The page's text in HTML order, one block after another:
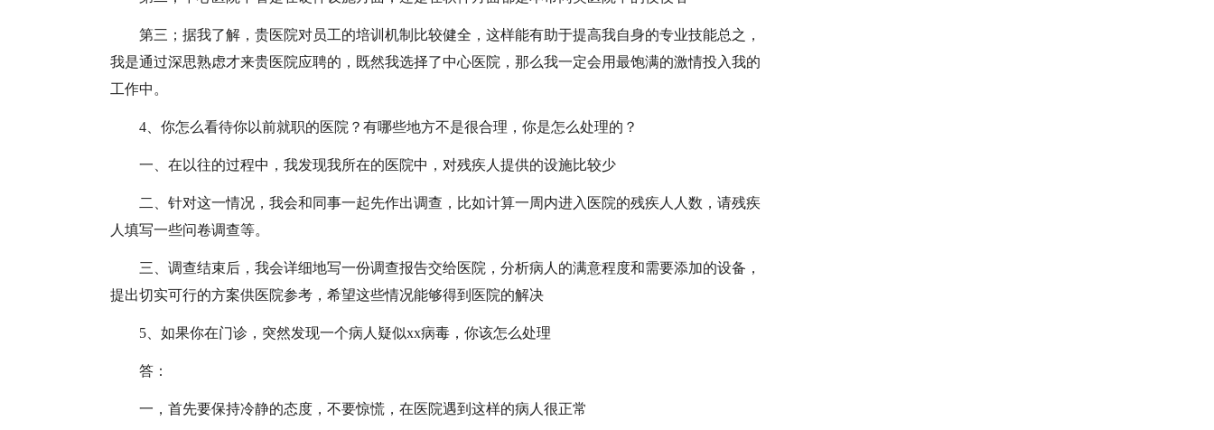
第三；据我了解，贵医院对员工的培训机制比较健全，这样能有助于提高我自身的专业技能总之，
我是通过深思熟虑才来贵医院应聘的，既然我选择了中心医院，那么我一定会用最饱满的激情投入我的
工作中。
4、你怎么看待你以前就职的医院？有哪些地方不是很合理，你是怎么处理的？
一、在以往的过程中，我发现我所在的医院中，对残疾人提供的设施比较少
二、针对这一情况，我会和同事一起先作出调查，比如计算一周内进入医院的残疾人人数，请残疾
人填写一些问卷调查等。
三、调查结束后，我会详细地写一份调查报告交给医院，分析病人的满意程度和需要添加的设备，
提出切实可行的方案供医院参考，希望这些情况能够得到医院的解决
5、如果你在门诊，突然发现一个病人疑似xx病毒，你该怎么处理
答：
一，首先要保持冷静的态度，不要惊慌，在医院遇到这样的病人很正常